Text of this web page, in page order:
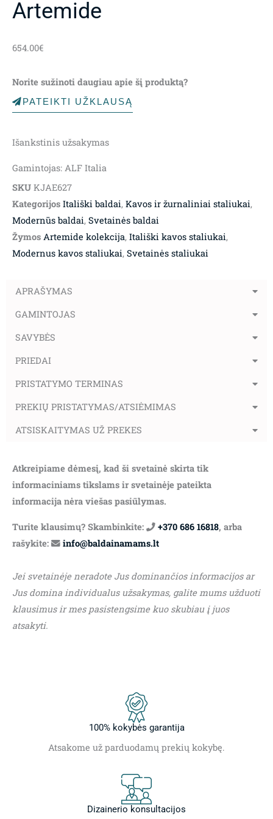
Artemide
654.00€
Norite sužinoti daugiau apie šį produktą?
PATEIKTI UŽKLAUSĄ
Išankstinis užsakymas
Gamintojas: ALF Italia
SKU KJAE627
Kategorijos Itališki baldai, Kavos ir žurnaliniai staliukai,
Modernūs baldai, Svetainės baldai
Žymos Artemide kolekcija, Itališki kavos staliukai,
Modernus kavos staliukai, Svetainės staliukai
APRAŠYMAS
GAMINTOJAS
SAVYBĖS
PRIEDAI
PRISTATYMO TERMINAS
PREKIŲ PRISTATYMAS/ATSIĖMIMAS
ATSISKAITYMAS UŽ PREKES
Atkreipiame dėmesį, kad ši svetainė skirta tik
informaciniams tikslams ir svetainėje pateikta
informacija nėra viešas pasiūlymas.
Turite klausimų? Skambinkite: +370 686 16818, arba
rašykite:
info@baldainamams.lt
Jei svetainėje neradote Jus dominančios informacijos ar
Jus domina individualus užsakymas, galite mums užduoti
klausimus ir mes pasistengsime kuo skubiau į juos
atsakyti.
100% kokybės garantija
Atsakome už parduodamų prekių kokybę.
Dizainerio konsultacijos